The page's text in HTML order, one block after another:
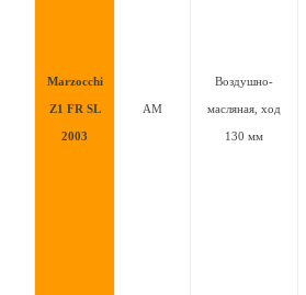
Marzocchi
Z1 FR SL
2003
AM
Воздушно-
масляная, ход
130 мм